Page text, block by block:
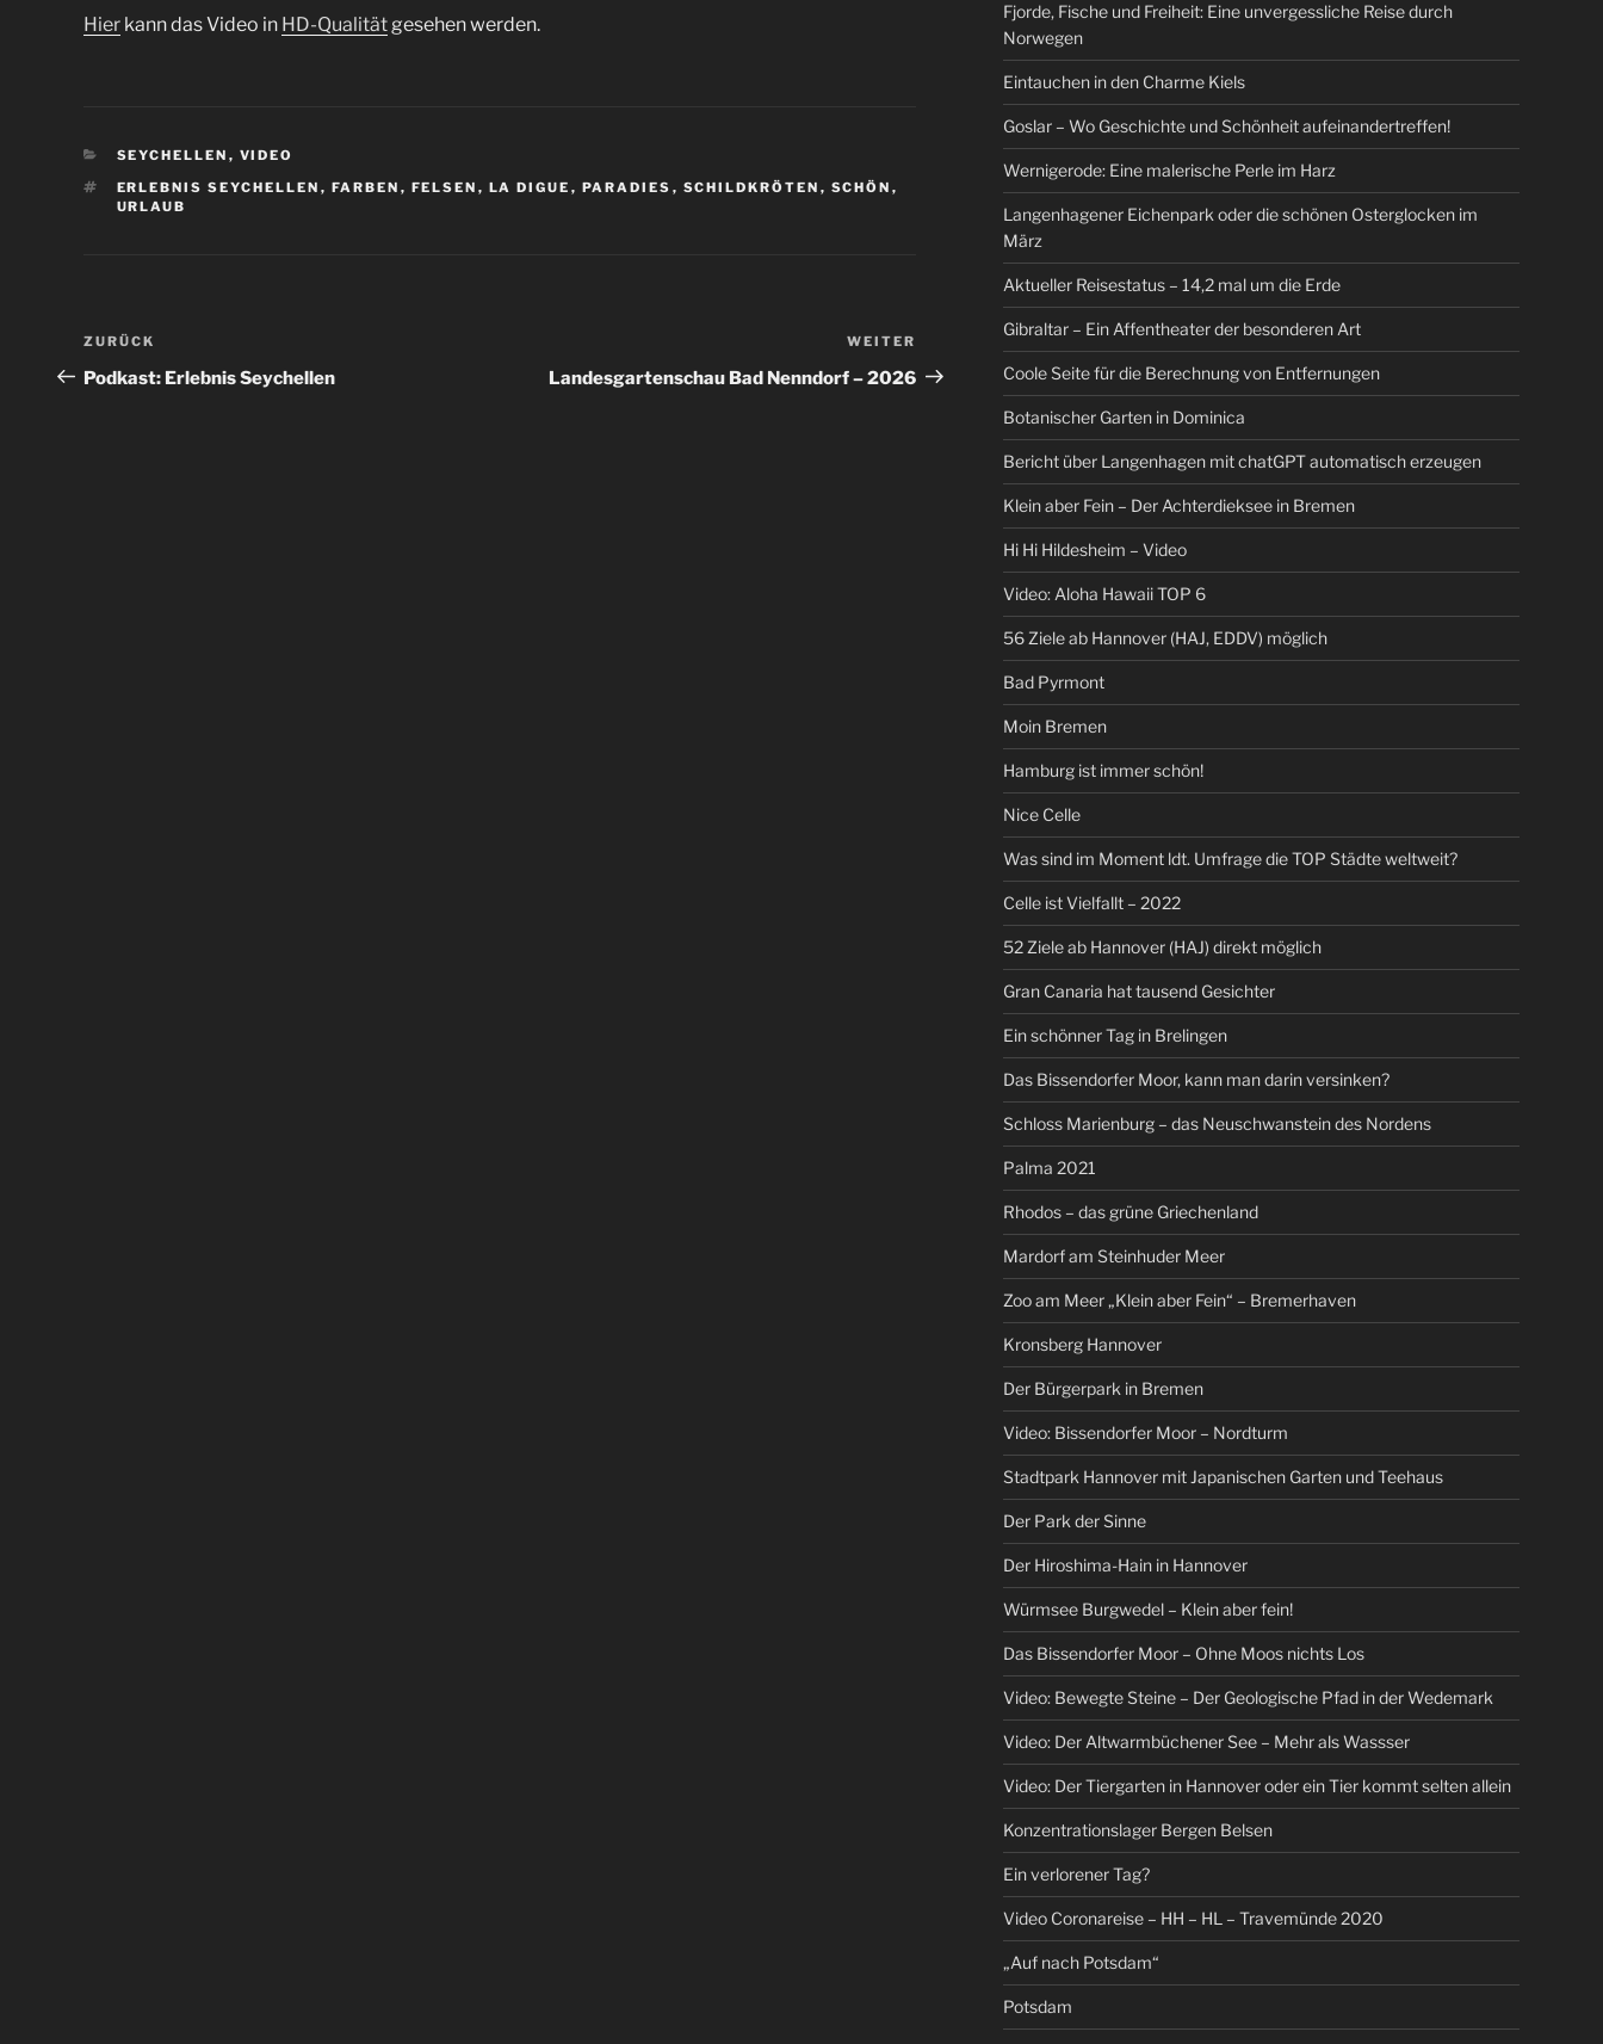
Hier kann das Video in HD-Qualität gesehen werden.
KATEGORIEN
SEYCHELLEN , VIDEO
SCHLAGWÖRTER
ERLEBNIS SEYCHELLEN , FARBEN , FELSEN , LA DIGUE , PARADIES , SCHILDKRÖTEN , SCHÖN ,
URLAUB
Beitragsnavigation
Vorheriger
Beitrag
ZURÜCK
Podkast: Erlebnis Seychellen
Beitrag
WEITER
Landesgartenschau Bad Nenndorf – 2026
Fjorde, Fische und Freiheit: Eine unvergessliche Reise durch
Norwegen
Eintauchen in den Charme Kiels
Goslar – Wo Geschichte und Schönheit aufeinandertreffen!
Wernigerode: Eine malerische Perle im Harz
Langenhagener Eichenpark oder die schönen Osterglocken im
März
Aktueller Reisestatus – 14,2 mal um die Erde
Gibraltar – Ein Affentheater der besonderen Art
Coole Seite für die Berechnung von Entfernungen
Botanischer Garten in Dominica
Bericht über Langenhagen mit chatGPT automatisch erzeugen
Klein aber Fein – Der Achterdieksee in Bremen
Hi Hi Hildesheim – Video
Video: Aloha Hawaii TOP 6
56 Ziele ab Hannover (HAJ, EDDV) möglich
Bad Pyrmont
Moin Bremen
Hamburg ist immer schön!
Nice Celle
Was sind im Moment ldt. Umfrage die TOP Städte weltweit?
Celle ist Vielfallt – 2022
52 Ziele ab Hannover (HAJ) direkt möglich
Gran Canaria hat tausend Gesichter
Ein schönner Tag in Brelingen
Das Bissendorfer Moor, kann man darin versinken?
Schloss Marienburg – das Neuschwanstein des Nordens
Palma 2021
Rhodos – das grüne Griechenland
Mardorf am Steinhuder Meer
Zoo am Meer „Klein aber Fein“ – Bremerhaven
Kronsberg Hannover
Der Bürgerpark in Bremen
Video: Bissendorfer Moor – Nordturm
Stadtpark Hannover mit Japanischen Garten und Teehaus
Der Park der Sinne
Der Hiroshima-Hain in Hannover
Würmsee Burgwedel – Klein aber fein!
Das Bissendorfer Moor – Ohne Moos nichts Los
Video: Bewegte Steine – Der Geologische Pfad in der Wedemark
Video: Der Altwarmbüchener See – Mehr als Wassser
Video: Der Tiergarten in Hannover oder ein Tier kommt selten allein
Konzentrationslager Bergen Belsen
Ein verlorener Tag?
Video Coronareise – HH – HL – Travemünde 2020
„Auf nach Potsdam“
Potsdam